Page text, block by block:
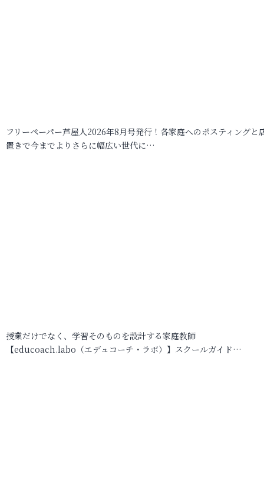
フリーペーパー芦屋人2026年8月号発行！各家庭へのポスティングと
置きで今までよりさらに幅広い世代に…
授業だけでなく、学習そのものを設計する家庭教師
【educoach.labo（エデュコーチ・ラボ）】スクールガイド…